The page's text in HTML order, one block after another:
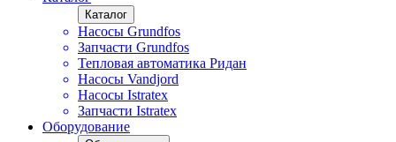
Каталог
Насосы Grundfos
Запчасти Grundfos
Тепловая автоматика Ридан
Насосы Vandjord
Насосы Istratex
Запчасти Istratex
Оборудование